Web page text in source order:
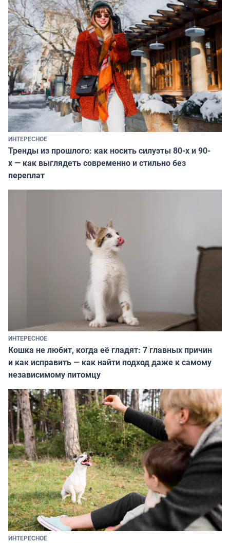
ИНТЕРЕСНОЕ
Тренды из прошлого: как носить силуэты 80-х и 90-
х — как выглядеть современно и стильно без
переплат
ИНТЕРЕСНОЕ
Кошка не любит, когда её гладят: 7 главных причин
и как исправить — как найти подход даже к самому
независимому питомцу
ИНТЕРЕСНОЕ